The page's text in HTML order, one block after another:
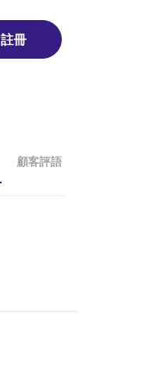
註冊
顧客評語